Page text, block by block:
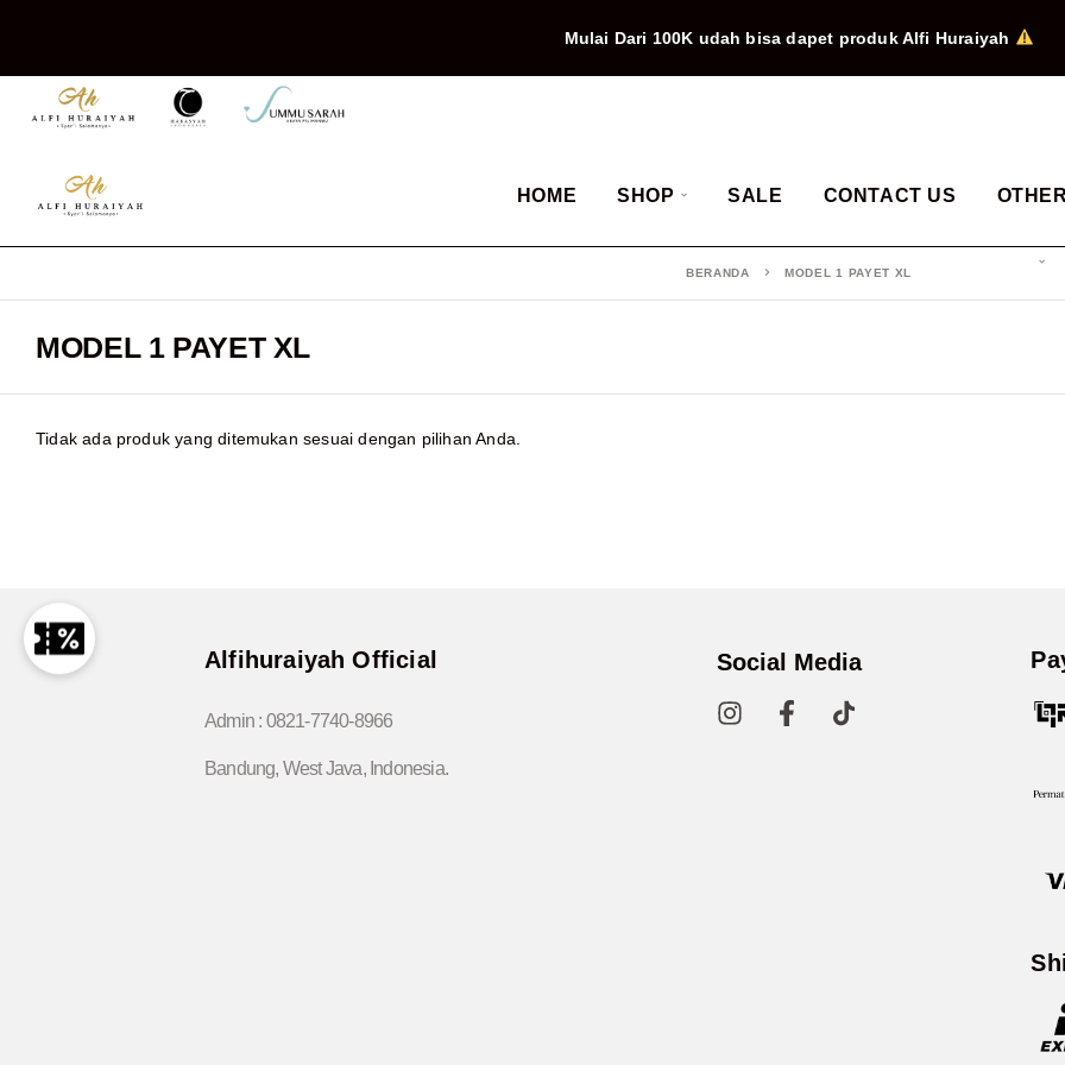
Mulai Dari 100K udah bisa dapet produk Alfi Huraiyah
HOME SHOP SALE CONTACT US OTHER
BERANDA MODEL 1 PAYET XL
MODEL 1 PAYET XL
Tidak ada produk yang ditemukan sesuai dengan pilihan Anda.
Alfihuraiyah Official
Admin : 0821-7740-8966
Bandung, West Java, Indonesia.
Social Media